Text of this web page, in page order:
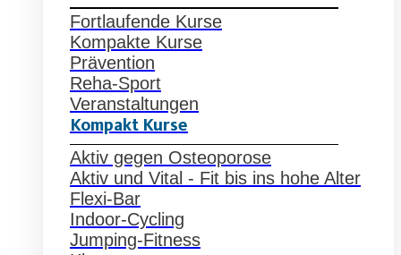
Fortlaufende Kurse
Kompakte Kurse
Prävention
Reha-Sport
Veranstaltungen
Kompakt Kurse
Aktiv gegen Osteoporose
Aktiv und Vital - Fit bis ins hohe Alter
Flexi-Bar
Indoor-Cycling
Jumping-Fitness